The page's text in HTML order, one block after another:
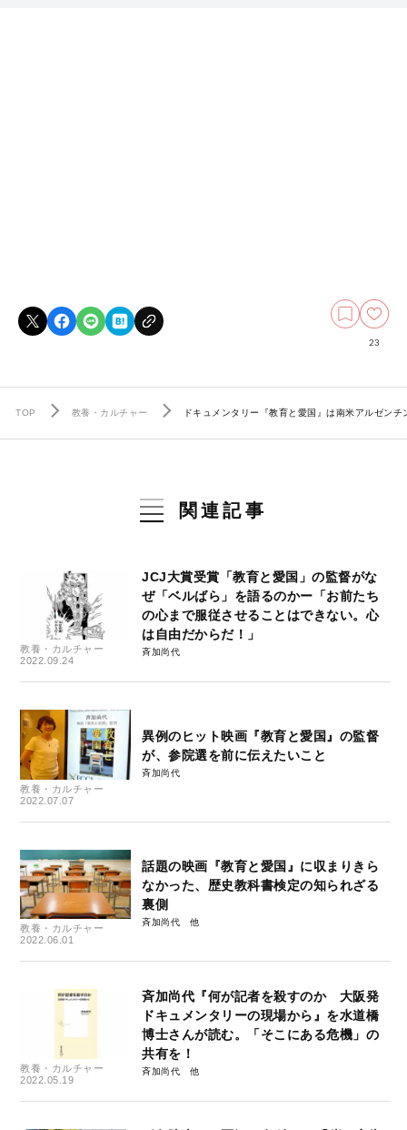
23
TOP 教養・カルチャー ドキュメンタリー『教育と愛国』は南米アルゼン
関連記事
教養・カルチャー
2022.09.24
JCJ大賞受賞「教育と愛国」の監督がな
ぜ「ベルばら」を語るのかー「お前たち
の心まで服従させることはできない。心
は自由だからだ！」
斉加尚代
教養・カルチャー
2022.07.07
異例のヒット映画『教育と愛国』の監督
が、参院選を前に伝えたいこと
斉加尚代
教養・カルチャー
2022.06.01
話題の映画『教育と愛国』に収まりきら
なかった、歴史教科書検定の知られざる
裏側
斉加尚代
教養・カルチャー
2022.05.19
斉加尚代『何が記者を殺すのか 大阪発
ドキュメンタリーの現場から』を水道橋
博士さんが読む。「そこにある危機」の
共有を！
斉加尚代